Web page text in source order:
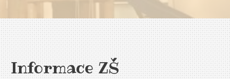
Informace ZŠ